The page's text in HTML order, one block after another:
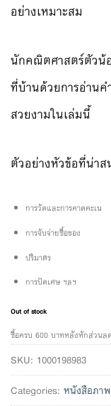
อย่างเหมาะสม
นักคณิตศาสตร์ตัวน้อ
ที่บ้านด้วยการอ่าน
สวยงามในเล่มนี้
ตัวอย่างหัวข้อที่น่าส
การวัดและการคาดคะเน
การจับจ่ายซื้อของ
ปริมาตร
การปัดเศษ ฯลฯ
Out of stock
ซื้อครบ 600 บาทหลังหักส่วนล
SKU: 1000198983
Categories: หนังสือภา